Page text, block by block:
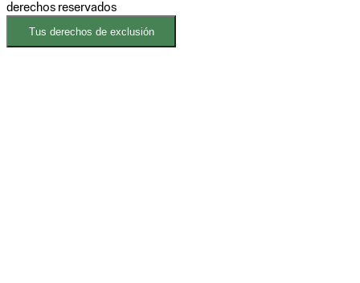
derechos reservados
Tus derechos de exclusión